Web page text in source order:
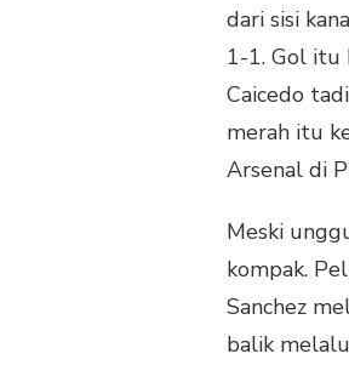
dari sisi
1-1. Gol itu
Caicedo
merah itu
Arsenal di
Meski
kompak.
Sanchez
balik